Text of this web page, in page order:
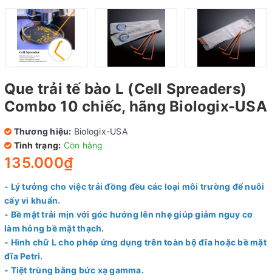
Que trải tế bào L (Cell Spreaders)
Combo 10 chiếc, hãng Biologix-USA
Thương hiệu: Biologix-USA
Tình trạng: Còn hàng
135.000₫
- Lý tưởng cho việc trải đồng đều các loại môi trường để nuôi
cấy vi khuẩn.
- Bề mặt trải mịn với góc hướng lên nhẹ giúp giảm nguy cơ
làm hỏng bề mặt thạch.
- Hình chữ L cho phép ứng dụng trên toàn bộ đĩa hoặc bề mặt
đĩa Petri.
- Tiệt trùng bằng bức xạ gamma.